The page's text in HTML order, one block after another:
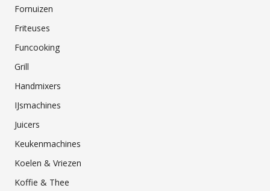
Fornuizen
Friteuses
Funcooking
Grill
Handmixers
IJsmachines
Juicers
Keukenmachines
Koelen & Vriezen
Koffie & Thee